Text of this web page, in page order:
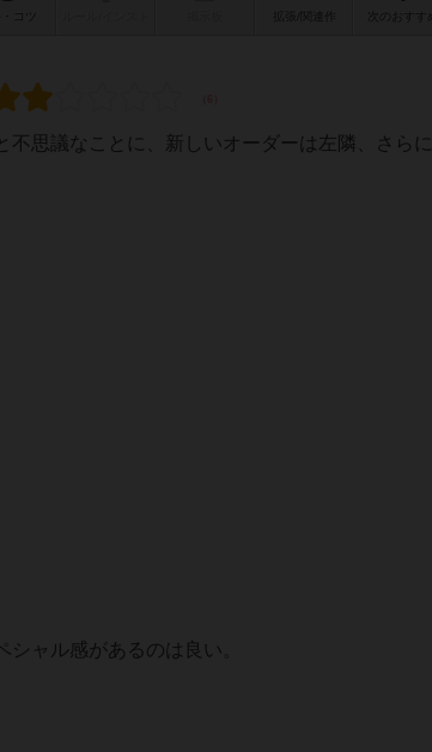
作 次のおすすめ
思議なことに、新しいオーダーは左隣、さら
ャル感があるのは良い。